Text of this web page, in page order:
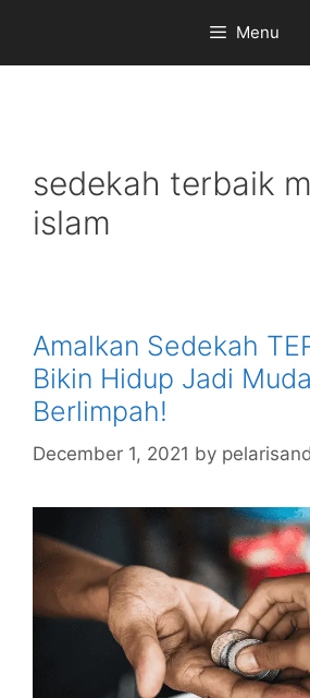
content
Menu
sedekah terbaik
islam
Amalkan Sedekah
Bikin Hidup Jadi
Berlimpah!
December 1, 2021 by